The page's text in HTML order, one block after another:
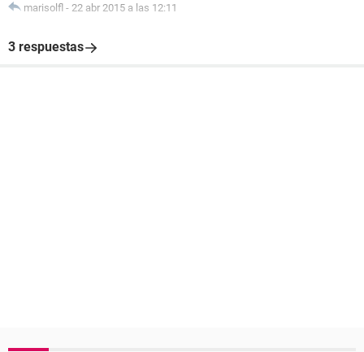
marisolfl - 22 abr 2015 a las 12:11
3 respuestas